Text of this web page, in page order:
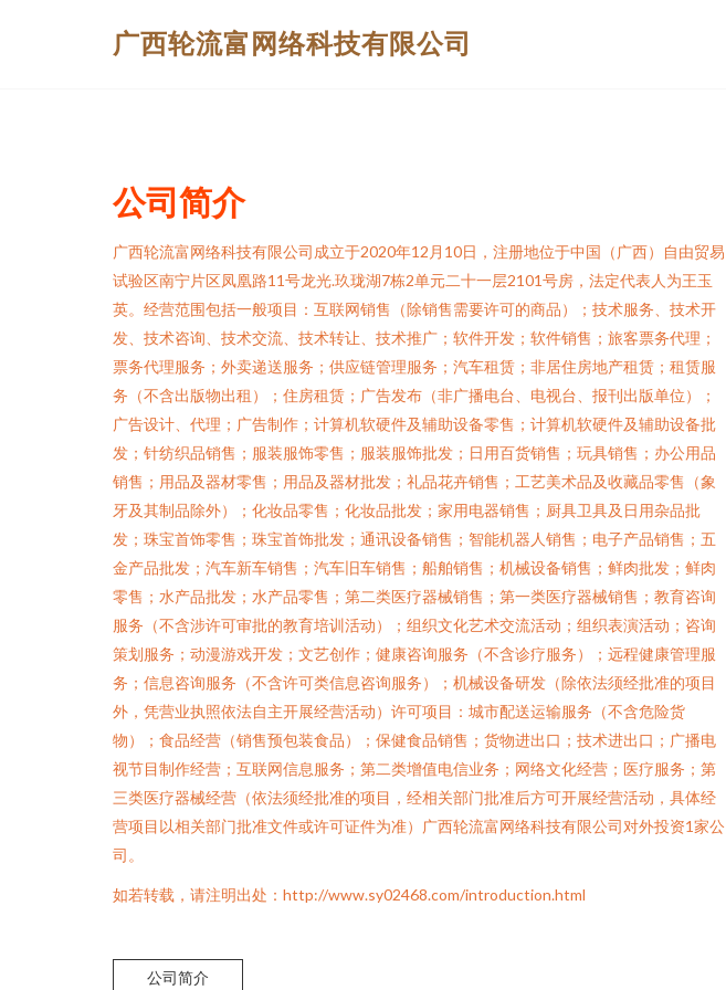
广西轮流富网络科技有限公司
公司简介
广西轮流富网络科技有限公司成立于2020年12月10日，注册地位于中国（广西）自由贸易
试验区南宁片区凤凰路11号龙光.玖珑湖7栋2单元二十一层2101号房，法定代表人为王玉
英。经营范围包括一般项目：互联网销售（除销售需要许可的商品）；技术服务、技术开
发、技术咨询、技术交流、技术转让、技术推广；软件开发；软件销售；旅客票务代理；
票务代理服务；外卖递送服务；供应链管理服务；汽车租赁；非居住房地产租赁；租赁服
务（不含出版物出租）；住房租赁；广告发布（非广播电台、电视台、报刊出版单位）；
广告设计、代理；广告制作；计算机软硬件及辅助设备零售；计算机软硬件及辅助设备批
发；针纺织品销售；服装服饰零售；服装服饰批发；日用百货销售；玩具销售；办公用品
销售；用品及器材零售；用品及器材批发；礼品花卉销售；工艺美术品及收藏品零售（象
牙及其制品除外）；化妆品零售；化妆品批发；家用电器销售；厨具卫具及日用杂品批
发；珠宝首饰零售；珠宝首饰批发；通讯设备销售；智能机器人销售；电子产品销售；五
金产品批发；汽车新车销售；汽车旧车销售；船舶销售；机械设备销售；鲜肉批发；鲜肉
零售；水产品批发；水产品零售；第二类医疗器械销售；第一类医疗器械销售；教育咨询
服务（不含涉许可审批的教育培训活动）；组织文化艺术交流活动；组织表演活动；咨询
策划服务；动漫游戏开发；文艺创作；健康咨询服务（不含诊疗服务）；远程健康管理服
务；信息咨询服务（不含许可类信息咨询服务）；机械设备研发（除依法须经批准的项目
外，凭营业执照依法自主开展经营活动）许可项目：城市配送运输服务（不含危险货
物）；食品经营（销售预包装食品）；保健食品销售；货物进出口；技术进出口；广播电
视节目制作经营；互联网信息服务；第二类增值电信业务；网络文化经营；医疗服务；第
三类医疗器械经营（依法须经批准的项目，经相关部门批准后方可开展经营活动，具体经
营项目以相关部门批准文件或许可证件为准）广西轮流富网络科技有限公司对外投资1家公
司。
如若转载，请注明出处：http://www.sy02468.com/introduction.html
公司简介